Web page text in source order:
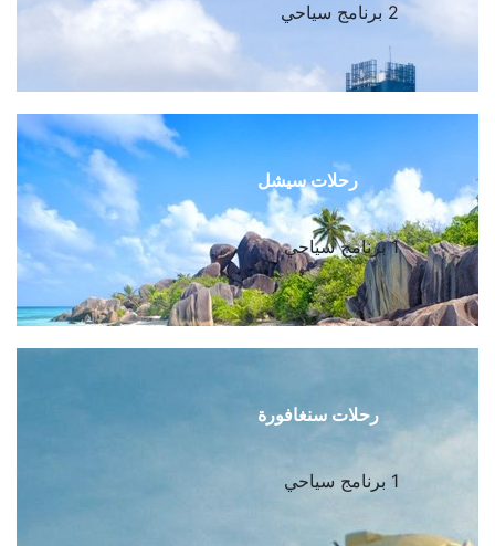
2 برنامج سياحي
رحلات سيشل
1 برنامج سياحي
رحلات سنغافورة
1 برنامج سياحي